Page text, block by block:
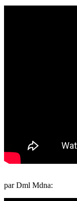
par Dml Mdna: